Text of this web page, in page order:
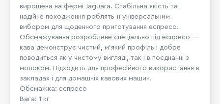
вирощена на фермі Jaguara. Стабільна якість та
надійне походження роблять її універсальним
вибором для щоденного приготування еспресо.
Обсмажування розроблене спеціально під еспресо —
кава демонструє чистий, м’який профіль і добре
поводиться як у чистому вигляді, так і в поєднанні з
молоком. Підходить для професійного використання в
закладах і для домашніх кавових машин.
Обсмажка: еспресо
Вага: 1 кг